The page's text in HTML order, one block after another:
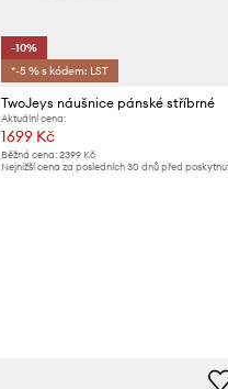
-10%
*-5 % s kódem: LST
TwoJeys náušnice pánské stříbrné
Aktuální cena:
1699 Kč
Běžná cena:2399 Kč
Nejnižší cena za posledních 30 dnů před